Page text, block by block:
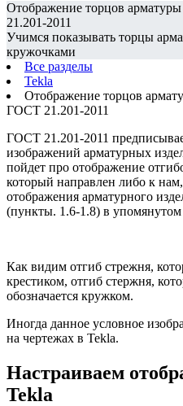
Отображение торцов
21.201-2011
Учимся показывать торцы
кружочками
Все разделы
Tekla
Отображение торцов
ГОСТ 21.201-2011
ГОСТ 21.201-2011
изображений арматурных
пойдет про отображение
который направлен либо к
отображения арматурного
(пункты. 1.6-1.8) в
Как видим отгиб стрежня,
крестиком, отгиб стержня,
обозначается кружком.
Иногда данное условное
на чертежах в Tekla.
Настраиваем
Tekla